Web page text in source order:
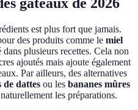
est plus fort que jamais.
des produits comme le miel
plusieurs recettes. Cela non
ajoutés mais ajoute également
Par ailleurs, des alternatives
de dattes ou les bananes mûres
les préparations.